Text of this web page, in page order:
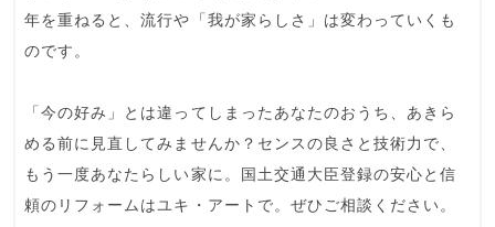
年を重ねると、流行や「我が家らしさ」は変わっていくも
のです。
「今の好み」とは違ってしまったあなたのおうち、あきら
める前に見直してみませんか？センスの良さと技術力で、
もう一度あなたらしい家に。国土交通大臣登録の安心と信
頼のリフォームはユキ・アートで。ぜひご相談ください。